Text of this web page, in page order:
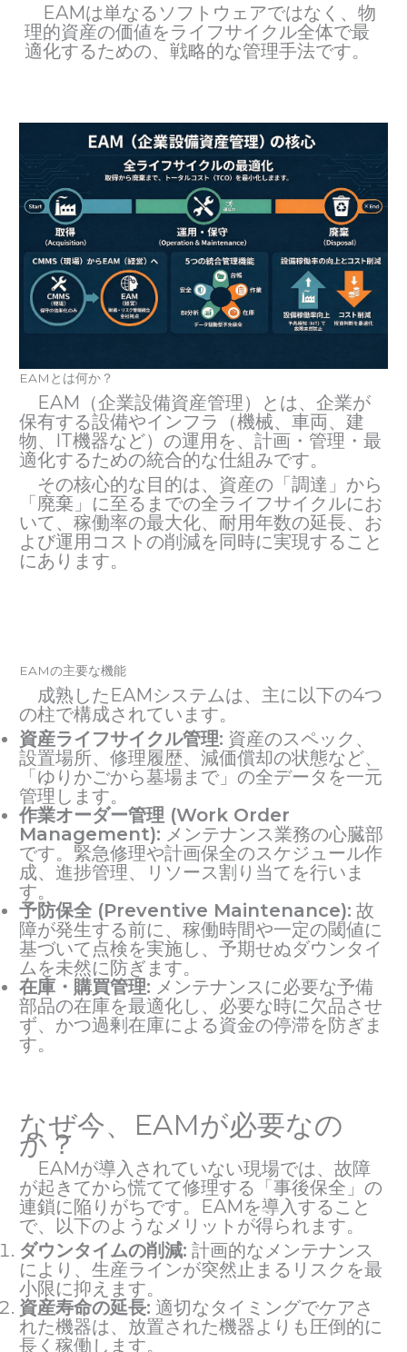
EAMは単なるソフトウェアではなく、物
理的資産の価値をライフサイクル全体で最
適化するための、戦略的な管理手法です。
EAMとは何か？
EAM（企業設備資産管理）とは、企業が
保有する設備やインフラ（機械、車両、建
物、IT機器など）の運用を、計画・管理・最
適化するための統合的な仕組みです。
その核心的な目的は、資産の「調達」から
「廃棄」に至るまでの全ライフサイクルにお
いて、稼働率の最大化、耐用年数の延長、お
よび運用コストの削減を同時に実現すること
にあります。
EAMの主要な機能
成熟したEAMシステムは、主に以下の4つ
の柱で構成されています。
資産ライフサイクル管理: 資産のスペック、
設置場所、修理履歴、減価償却の状態など、
「ゆりかごから墓場まで」の全データを一元
管理します。
作業オーダー管理 (Work Order
Management): メンテナンス業務の心臓部
です。緊急修理や計画保全のスケジュール作
成、進捗管理、リソース割り当てを行いま
す。
予防保全 (Preventive Maintenance): 故
障が発生する前に、稼働時間や一定の閾値に
基づいて点検を実施し、予期せぬダウンタイ
ムを未然に防ぎます。
在庫・購買管理: メンテナンスに必要な予備
部品の在庫を最適化し、必要な時に欠品させ
ず、かつ過剰在庫による資金の停滞を防ぎま
す。
なぜ今、EAMが必要なの
か？
EAMが導入されていない現場では、故障
が起きてから慌てて修理する「事後保全」の
連鎖に陥りがちです。EAMを導入すること
で、以下のようなメリットが得られます。
ダウンタイムの削減: 計画的なメンテナンス
により、生産ラインが突然止まるリスクを最
小限に抑えます。
資産寿命の延長: 適切なタイミングでケアさ
れた機器は、放置された機器よりも圧倒的に
長く稼働します。